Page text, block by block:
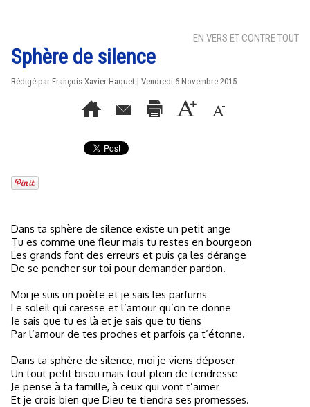
EN VERS ET CONTRE TOUT
Sphère de silence
Rédigé par François-Xavier Haquet | Vendredi 6 Novembre 2015
Dans ta sphère de silence existe un petit ange
Tu es comme une fleur mais tu restes en bourgeon
Les grands font des erreurs et puis ça les dérange
De se pencher sur toi pour demander pardon.
Moi je suis un poète et je sais les parfums
Le soleil qui caresse et l’amour qu’on te donne
Je sais que tu es là et je sais que tu tiens
Par l’amour de tes proches et parfois ça t’étonne.
Dans ta sphère de silence, moi je viens déposer
Un tout petit bisou mais tout plein de tendresse
Je pense à ta famille, à ceux qui vont t’aimer
Et je crois bien que Dieu te tiendra ses promesses.